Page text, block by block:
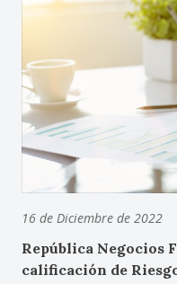
16 de Diciembre de 2022
República Negocios
calificación de